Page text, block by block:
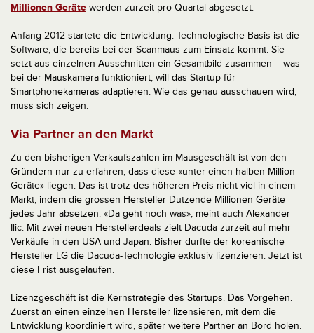
Millionen Geräte werden zurzeit pro Quartal abgesetzt.
Anfang 2012 startete die Entwicklung. Technologische Basis ist die
Software, die bereits bei der Scanmaus zum Einsatz kommt. Sie
setzt aus einzelnen Ausschnitten ein Gesamtbild zusammen – was
bei der Mauskamera funktioniert, will das Startup für
Smartphonekameras adaptieren. Wie das genau ausschauen wird,
muss sich zeigen.
Via Partner an den Markt
Zu den bisherigen Verkaufszahlen im Mausgeschäft ist von den
Gründern nur zu erfahren, dass diese «unter einen halben Million
Geräte» liegen. Das ist trotz des höheren Preis nicht viel in einem
Markt, indem die grossen Hersteller Dutzende Millionen Geräte
jedes Jahr absetzen. «Da geht noch was», meint auch Alexander
Ilic. Mit zwei neuen Herstellerdeals zielt Dacuda zurzeit auf mehr
Verkäufe in den USA und Japan. Bisher durfte der koreanische
Hersteller LG die Dacuda-Technologie exklusiv lizenzieren. Jetzt ist
diese Frist ausgelaufen.
Lizenzgeschäft ist die Kernstrategie des Startups. Das Vorgehen:
Zuerst an einen einzelnen Hersteller lizensieren, mit dem die
Entwicklung koordiniert wird, später weitere Partner an Bord holen.